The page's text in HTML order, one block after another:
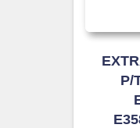
P/